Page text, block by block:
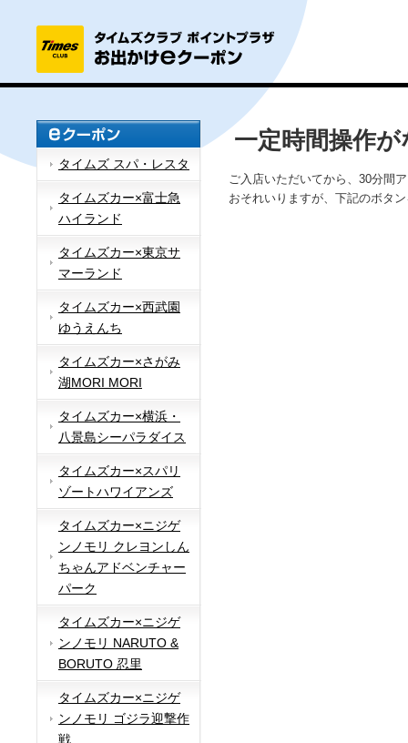
タイムズ スパ・レスタ
タイムズカー×富士急
ハイランド
タイムズカー×東京サ
マーランド
タイムズカー×西武園
ゆうえんち
タイムズカー×さがみ
湖MORI MORI
タイムズカー×横浜・
八景島シーパラダイス
タイムズカー×スパリ
ゾートハワイアンズ
タイムズカー×ニジゲ
ンノモリ クレヨンしん
ちゃんアドベンチャー
パーク
タイムズカー×ニジゲ
ンノモリ NARUTO &
BORUTO 忍里
タイムズカー×ニジゲ
ンノモリ ゴジラ迎撃作
戦
一定時間操作
ご入店いただいてから、30分間
おそれいりますが、下記のボタ